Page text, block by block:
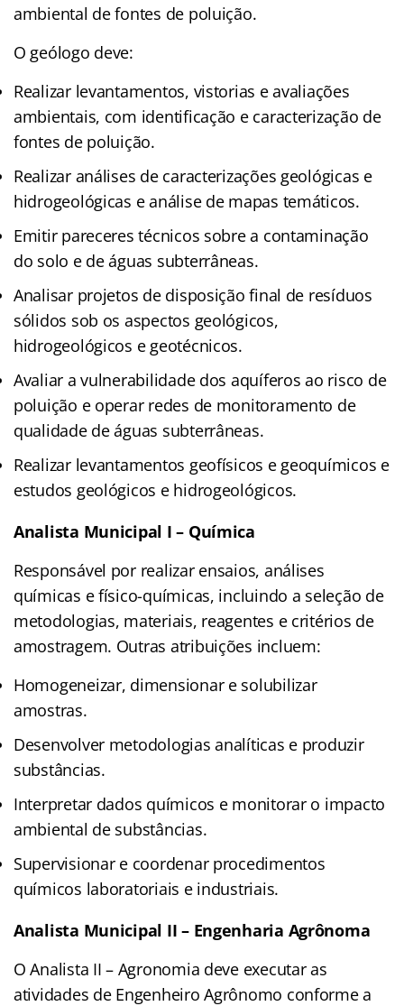
ambiental de fontes de poluição.
O geólogo deve:
Realizar levantamentos, vistorias e avaliações
ambientais, com identificação e caracterização de
fontes de poluição.
Realizar análises de caracterizações geológicas e
hidrogeológicas e análise de mapas temáticos.
Emitir pareceres técnicos sobre a contaminação
do solo e de águas subterrâneas.
Analisar projetos de disposição final de resíduos
sólidos sob os aspectos geológicos,
hidrogeológicos e geotécnicos.
Avaliar a vulnerabilidade dos aquíferos ao risco de
poluição e operar redes de monitoramento de
qualidade de águas subterrâneas.
Realizar levantamentos geofísicos e geoquímicos e
estudos geológicos e hidrogeológicos.
Analista Municipal I – Química
Responsável por realizar ensaios, análises
químicas e físico-químicas, incluindo a seleção de
metodologias, materiais, reagentes e critérios de
amostragem. Outras atribuições incluem:
Homogeneizar, dimensionar e solubilizar
amostras.
Desenvolver metodologias analíticas e produzir
substâncias.
Interpretar dados químicos e monitorar o impacto
ambiental de substâncias.
Supervisionar e coordenar procedimentos
químicos laboratoriais e industriais.
Analista Municipal II – Engenharia Agrônoma
O Analista II – Agronomia deve executar as
atividades de Engenheiro Agrônomo conforme a